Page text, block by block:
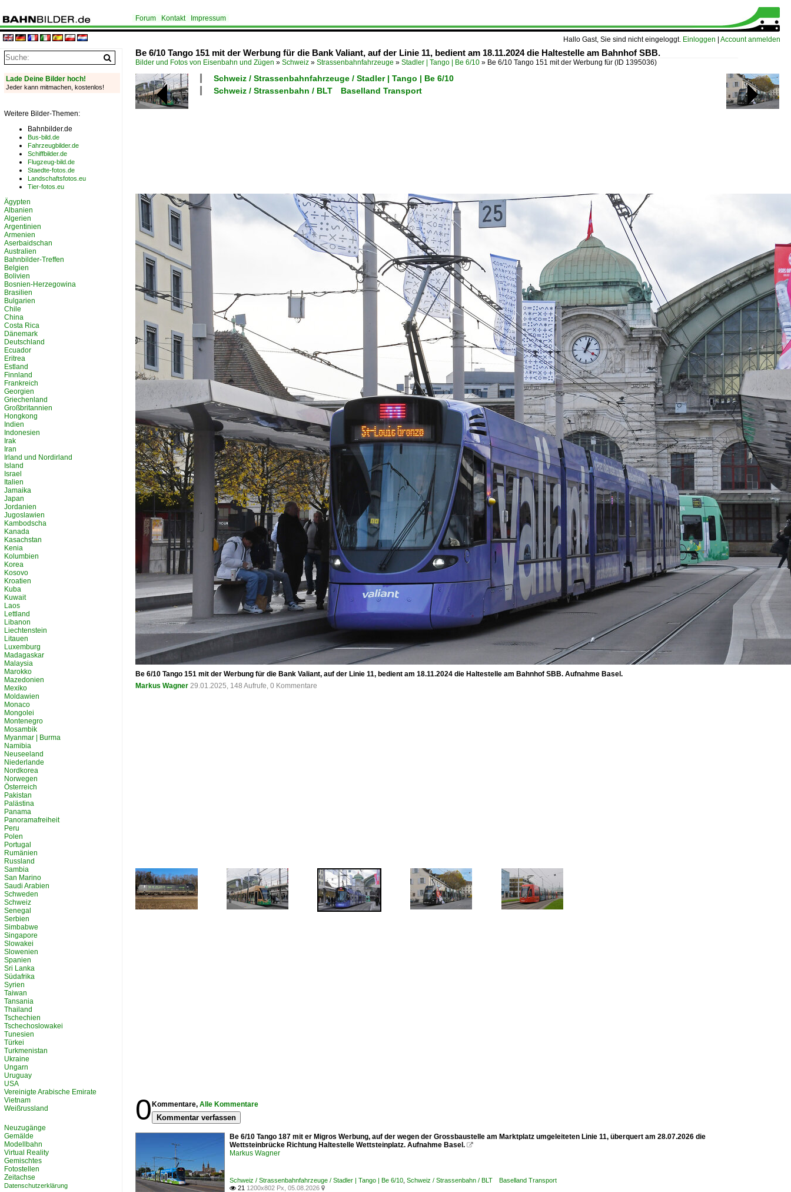
Hallo Gast, Sie sind nicht eingeloggt. Einloggen Account anmelden
Forum Kontakt Impressum
Be 6/10 Tango 151 mit der Werbung für die Bank Valiant, auf der Linie 11, bedient am 18.11.2024 die Haltestelle am Bahnhof SBB.
Bilder und Fotos von Eisenbahn und Zügen » Schweiz » Strassenbahnfahrzeuge » Stadler | Tango | Be 6/10 » Be 6/10 Tango 151 mit der Werbung für (ID 1395036)
Schweiz / Strassenbahnfahrzeuge / Stadler | Tango | Be 6/10
Schweiz / Strassenbahn / BLT Baselland Transport
Be 6/10 Tango 151 mit der Werbung für die Bank Valiant, auf der Linie 11, bedient am 18.11.2024 die Haltestelle am Bahnhof SBB. Aufnahme Basel.
Markus Wagner 29.01.2025, 148 Aufrufe, 0 Kommentare
0 Kommentare, Alle Kommentare
Kommentar verfassen
Be 6/10 Tango 187 mit er Migros Werbung, auf der wegen der Grossbaustelle am Marktplatz umgeleiteten Linie 11, überquert am 28.07.2026 die
Wettsteinbrücke Richtung Haltestelle Wettsteinplatz. Aufnahme Basel. 
Markus Wagner
Schweiz / Strassenbahnfahrzeuge / Stadler | Tango | Be 6/10 Schweiz / Strassenbahn / BLT Baselland Transport
 21 1200x802 Px, 05.08.2026 
Lade Deine Bilder hoch!
Jeder kann mitmachen, kostenlos!
Weitere Bilder-Themen:
Bahnbilder.de
Bus-bild.de
Fahrzeugbilder.de
Schiffbilder.de
Flugzeug-bild.de
Staedte-fotos.de
Landschaftsfotos.eu
Tier-fotos.eu
Ägypten
Albanien
Algerien
Argentinien
Armenien
Aserbaidschan
Australien
Bahnbilder-Treffen
Belgien
Bolivien
Bosnien-Herzegowina
Brasilien
Bulgarien
Chile
China
Costa Rica
Dänemark
Deutschland
Ecuador
Eritrea
Estland
Finnland
Frankreich
Georgien
Griechenland
Großbritannien
Hongkong
Indien
Indonesien
Irak
Iran
Irland und Nordirland
Island
Israel
Italien
Jamaika
Japan
Jordanien
Jugoslawien
Kambodscha
Kanada
Kasachstan
Kenia
Kolumbien
Korea
Kosovo
Kroatien
Kuba
Kuwait
Laos
Lettland
Libanon
Liechtenstein
Litauen
Luxemburg
Madagaskar
Malaysia
Marokko
Mazedonien
Mexiko
Moldawien
Monaco
Mongolei
Montenegro
Mosambik
Myanmar | Burma
Namibia
Neuseeland
Niederlande
Nordkorea
Norwegen
Österreich
Pakistan
Palästina
Panama
Panoramafreiheit
Peru
Polen
Portugal
Rumänien
Russland
Sambia
San Marino
Saudi Arabien
Schweden
Schweiz
Senegal
Serbien
Simbabwe
Singapore
Slowakei
Slowenien
Spanien
Sri Lanka
Südafrika
Syrien
Taiwan
Tansania
Thailand
Tschechien
Tschechoslowakei
Tunesien
Türkei
Turkmenistan
Ukraine
Ungarn
Uruguay
USA
Vereinigte Arabische Emirate
Vietnam
Weißrussland
Neuzugänge
Gemälde
Modellbahn
Virtual Reality
Gemischtes
Fotostellen
Zeitachse
Datenschutzerklärung